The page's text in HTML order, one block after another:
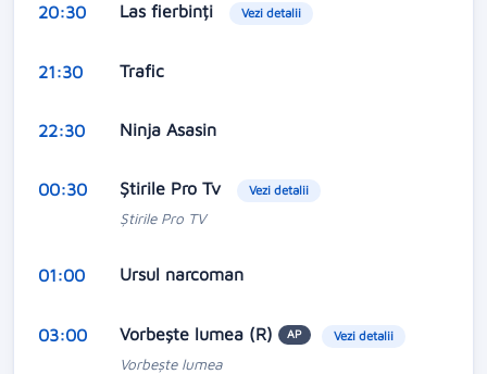
20:30 Las fierbinți Vezi detalii
21:30 Trafic
22:30 Ninja Asasin
00:30 Ştirile Pro Tv Vezi detalii
Ştirile Pro TV
01:00 Ursul narcoman
03:00 Vorbeşte lumea (R) AP Vezi detalii
Vorbeşte lumea